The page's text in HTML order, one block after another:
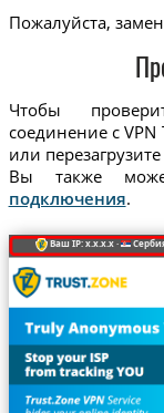
Пожалуйста,
Чтобы
соединение с VPN
или
Вы также
подключения.
Ваш IP: x.x.x.x ·